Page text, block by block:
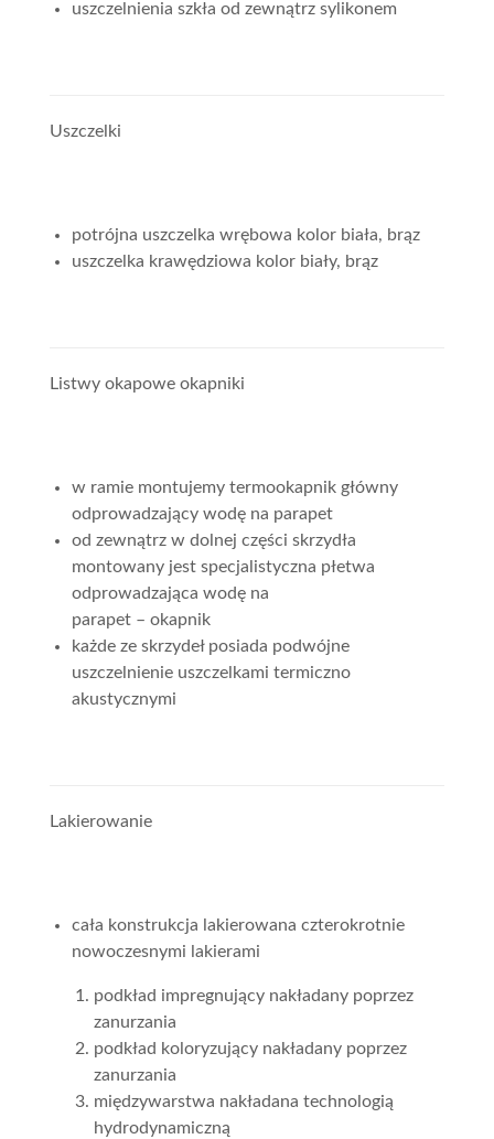
uszczelnienia szkła od zewnątrz sylikonem
Uszczelki
potrójna uszczelka wrębowa kolor biała, brąz
uszczelka krawędziowa kolor biały, brąz
Listwy okapowe okapniki
w ramie montujemy termookapnik główny
odprowadzający wodę na parapet
od zewnątrz w dolnej części skrzydła
montowany jest specjalistyczna płetwa
odprowadzająca wodę na
parapet – okapnik
każde ze skrzydeł posiada podwójne
uszczelnienie uszczelkami termiczno
akustycznymi
Lakierowanie
cała konstrukcja lakierowana czterokrotnie
nowoczesnymi lakierami
podkład impregnujący nakładany poprzez
zanurzania
podkład koloryzujący nakładany poprzez
zanurzania
międzywarstwa nakładana technologią
hydrodynamiczną